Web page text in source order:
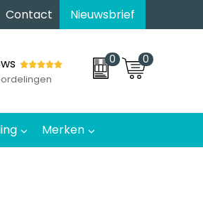
Contact Nieuwsbrief
0 0
Merken